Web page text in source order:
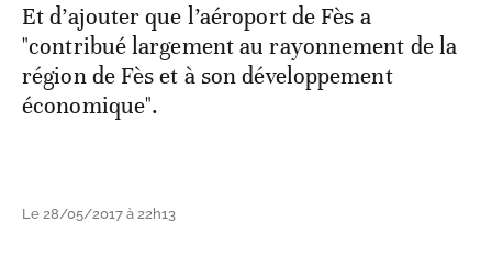
Et d’ajouter que l’aéroport de Fès a
"contribué largement au rayonnement de la
région de Fès et à son développement
économique".
Le 28/05/2017 à 22h13